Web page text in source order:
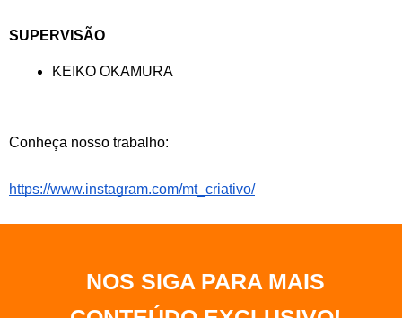
SUPERVISÃO
KEIKO OKAMURA
Conheça nosso trabalho:
https://www.instagram.com/mt_criativo/
NOS SIGA PARA MAIS